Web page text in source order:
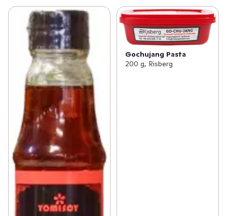
Gochujang Pasta
200 g, Risberg